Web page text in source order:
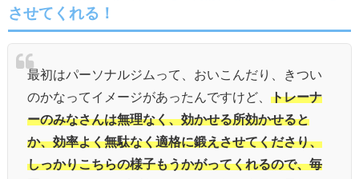
させてくれる！
最初はパーソナルジムって、おいこんだり、きつい
のかなってイメージがあったんですけど、 トレーナ
ーのみなさんは無理なく、効かせる所効かせると
か、効率よく無駄なく適格に鍛えさせてくださり、
しっかりこちらの様子もうかがってくれるので、毎